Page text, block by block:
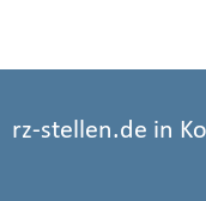
rz-stellen.de in